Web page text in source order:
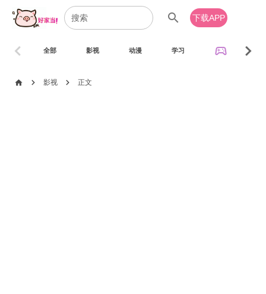
search 下载APP
全部 影视 动漫 学习 sports_esports
chevron_left chevron_right
home chevron_right 影视 chevron_right 正文